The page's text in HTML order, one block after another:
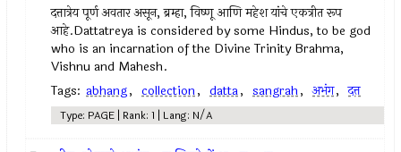
दत्तात्रेय पूर्ण अवतार असून, ब्रम्हा, विष्णू आणि महेश यांचे एकत्रीत रूप
आहे.Dattatreya is considered by some Hindus, to be god
who is an incarnation of the Divine Trinity Brahma,
Vishnu and Mahesh.
Tags: abhang, collection, datta, sangrah, अभंग, दत्त
Type: PAGE | Rank: 1 | Lang: N/A